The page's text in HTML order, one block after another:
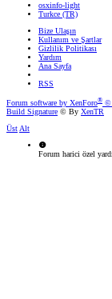
osxinfo-light
Turkce (TR)
Bize Ulaşın
Kullanım ve Şartlar
Gizlilik Politikası
Yardım
Ana Sayfa
RSS
Forum software by XenForo® ©
Build Signature © By XenTR
Üst Alt
Forum harici özel